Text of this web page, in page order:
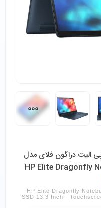
360 درجه اچ پی الیت دراگون فلای مدل
HP Elite Dragonfly
HP Elite Dragonfly
SSD 13.3 Inch -